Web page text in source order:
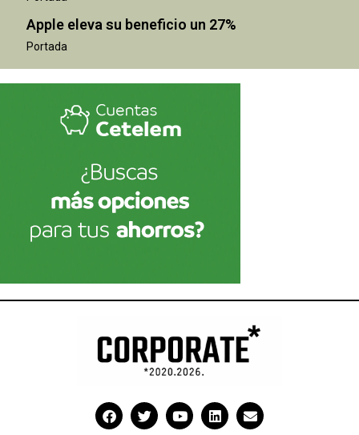
Apple eleva su beneficio un 27%
Portada